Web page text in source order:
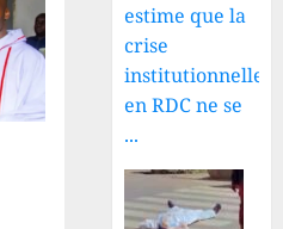
estime que la
crise
institutionnelle
en RDC ne se
...